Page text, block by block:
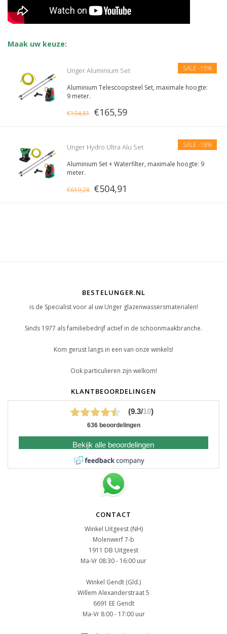
Maak uw keuze:
SALE -15%
Unger Aluminium Set
Aluminium Telescoopsteel Set, maximale hoogte:
9 meter.
gebruik.
€194,81 €165,59
SALE -18%
Unger Hydro Ultra Alu Set
Aluminium Set + Waterfilter, maximale hoogte: 9
meter.
€619,28 €504,91
BESTELUNGER.NL
is de Specialist voor al uw Unger glazenwassersmaterialen!
Sinds 1977 als familiebedrijf actief in de schoonmaakbranche.
Kom gerust langs in een van onze winkels!
Ook particulieren zijn welkom!
KLANTBEOORDELINGEN
(9.3/10)
636 beoordelingen
Bekijk alle beoordelingen
CONTACT
Winkel Uitgeest (NH)
Molenwerf 7-b
1911 DB Uitgeest
Ma-Vr 08:30 - 16:00 uur
Winkel Gendt (Gld.)
Willem Alexanderstraat 5
6691 EE Gendt
Ma-Vr 8:00 - 17:00 uur